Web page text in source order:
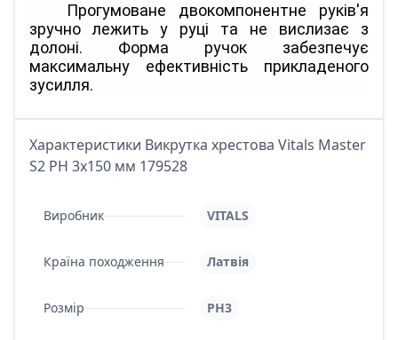
Прогумоване двокомпонентне руків'я
зручно лежить у руці та не вислизає з
долоні. Форма ручок забезпечує
максимальну ефективність прикладеного
зусилля.
Характеристики Викрутка хрестова Vitals Master
S2 PH 3х150 мм 179528
Виробник VITALS
Країна походження Латвія
Розмір PH3